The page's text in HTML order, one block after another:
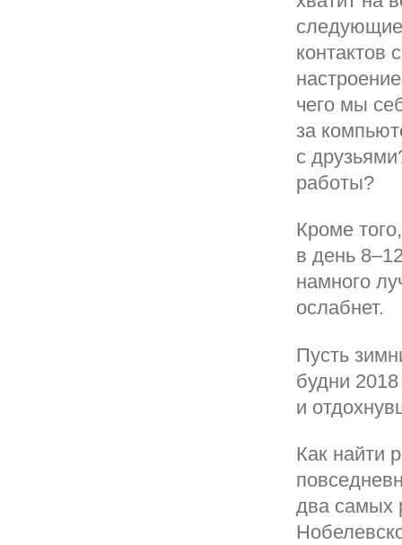
следующие
контактов
чего мы
за
с
работы?
Кроме
в день
намного
ослабнет.
Пусть
будни
и
Как найти
два самых